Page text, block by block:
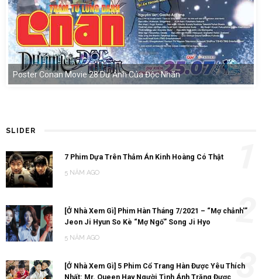
Poster Conan Movie 28 Dư Ảnh Của Độc Nhãn
SLIDER
7 Phim Dựa Trên Thảm Án Kinh Hoàng Có Thật
5 NĂM AGO
[Ở Nhà Xem Gì] Phim Hàn Tháng 7/2021 – “Mợ chảnh'”
Jeon Ji Hyun So Kè “Mợ Ngố” Song Ji Hyo
5 NĂM AGO
2
[Ở Nhà Xem Gì] 5 Phim Cổ Trang Hàn Được Yêu Thích
Nhất: Mr. Queen Hay Người Tình Ánh Trăng Được 3